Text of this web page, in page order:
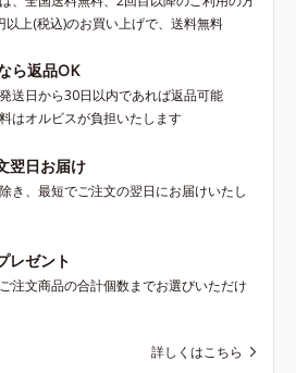
以上(税込)のお買い上げで、送料無料
ら返品OK
送日から30日以内であれば返品可能
はオルビスが負担いたします
翌日お届け
き、最短でご注文の翌日にお届けいたし
レゼント
注文商品の合計個数までお選びいただけ
詳しくはこちら